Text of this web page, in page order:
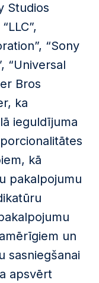
Studios
“Sony
“Universal
Bros
ka
ieguldījuma
kā
pakalpojumu
un
sasniegšanai
apsvērt